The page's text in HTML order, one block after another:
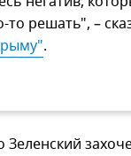
то решать", –
.